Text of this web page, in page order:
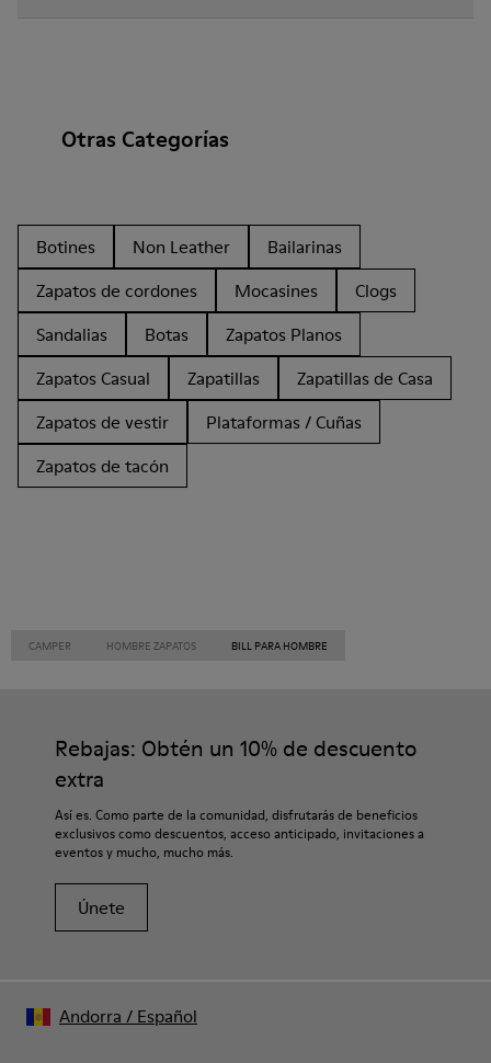
Otras Categorías
Botines Non Leather
Bailarinas
Zapatos de cordones
Mocasines
Clogs
Sandalias
Botas
Zapatos Planos
Zapatos Casual
Zapatillas
Zapatillas de Casa
Zapatos de vestir
Plataformas / Cuñas
Zapatos de tacón
CAMPER HOMBRE ZAPATOS BILL PARA HOMBRE
Rebajas: Obtén un 10% de descuento
extra
Así es. Como parte de la comunidad, disfrutarás de beneficios
exclusivos como descuentos, acceso anticipado, invitaciones a
eventos y mucho, mucho más.
Únete
Andorra / Español